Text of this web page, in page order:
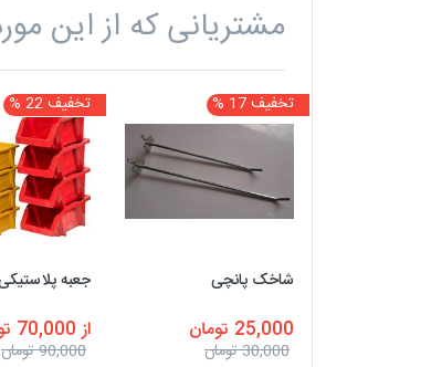
مشتریانی که از این
تخفیف 17 %
شاخک پانچی
25,000 تومان
30,000 تومان
تخفیف 22 %
جعبه
از 70,000 تومان
90,000 تومان